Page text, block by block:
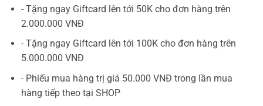
400.000VNĐ.
là:
- Tặng ngay Giftcard lên tới 50K cho đơn hàng trên
2.000.000 VNĐ
- Tặng ngay Giftcard lên tới 100K cho đơn hàng trên
5.000.000 VNĐ
- Phiếu mua hàng trị giá 50.000 VNĐ trong lần mua
hàng tiếp theo tại SHOP